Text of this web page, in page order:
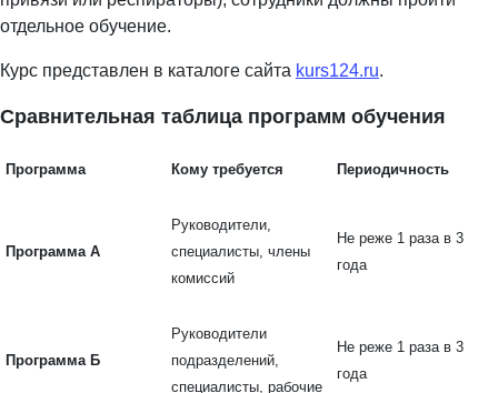
отдельное обучение.
Курс представлен в каталоге сайта kurs124.ru.
Сравнительная таблица программ обучения
Программа Кому требуется Периодичность
Программа А
Руководители,
специалисты, члены
комиссий
Не реже 1 раза в 3
года
Программа Б
Руководители
подразделений,
специалисты, рабочие
Не реже 1 раза в 3
года